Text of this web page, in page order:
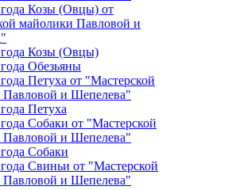
Козы (Овцы) от
майолики Павловой и
Козы (Овцы)
Обезьяны
Петуха от "Мастерской
Павловой и Шепелева"
Петуха
Собаки от "Мастерской
Павловой и Шепелева"
Собаки
Свиньи от "Мастерской
Павловой и Шепелева"